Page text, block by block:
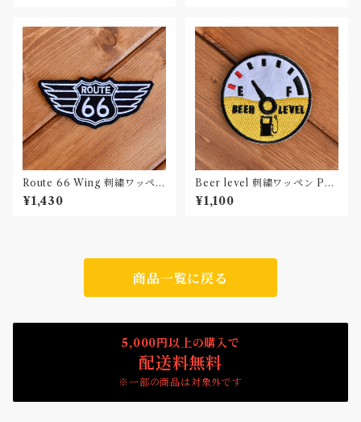
Route 66 Wing 刺繍ワッペン
Patch
¥1,430
Beer level 刺繍ワッペン Pat
ch
¥1,100
商品一覧に戻る
5,000円以上の購入で
配送料無料
※一部の商品は対象外です